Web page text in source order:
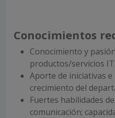
Conocimientos
Conocimiento y
productos/servicios IT.
Aporte de iniciativas
crecimiento del
Fuertes habilidades
comunicación;